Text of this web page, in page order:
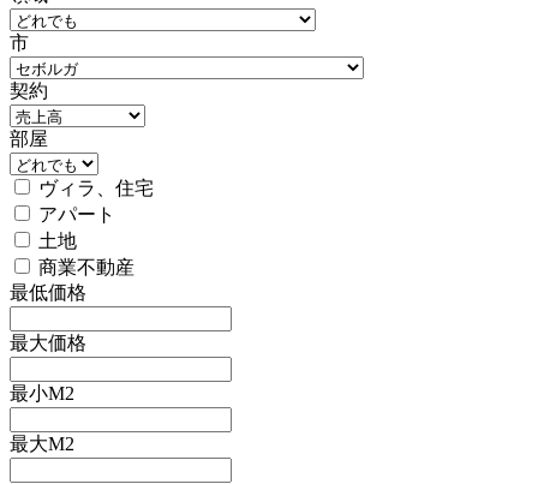
市
契約
部屋
ヴィラ、住宅
アパート
土地
商業不動産
最低価格
最大価格
最小M2
最大M2